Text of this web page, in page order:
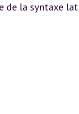
de la syntaxe